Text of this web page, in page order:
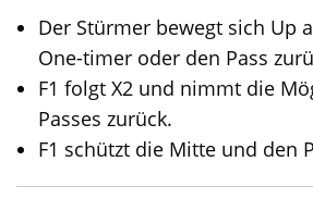
Der Stürmer bewegt sich Up
One-timer oder den Pass
F1 folgt X2 und nimmt die
Passes zurück.
F1 schützt die Mitte und den